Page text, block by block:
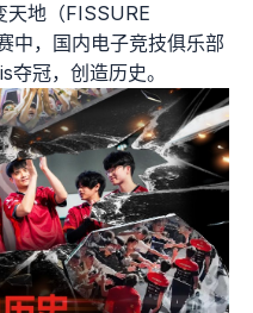
天地（FISSURE
中，国内电子竞技俱乐部
冠，创造历史。